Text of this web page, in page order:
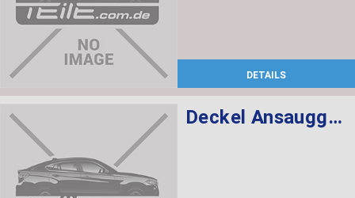
DETAILS
Deckel Ansauggeräuschdämpfer